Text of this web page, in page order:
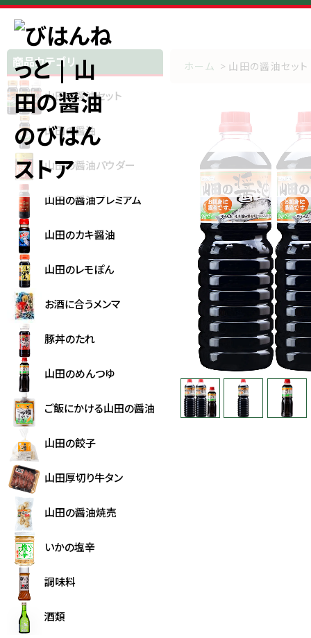
ホーム > 山田の醤油セット
商品カテゴリ
山田の醤油セット
山田の醤油
山田の醤油パウダー
山田の醤油プレミアム
山田のカキ醤油
山田のレモぽん
お酒に合うメンマ
豚丼のたれ
山田のめんつゆ
ご飯にかける山田の醤油
山田の餃子
山田厚切り牛タン
山田の醤油焼売
いかの塩辛
調味料
酒類